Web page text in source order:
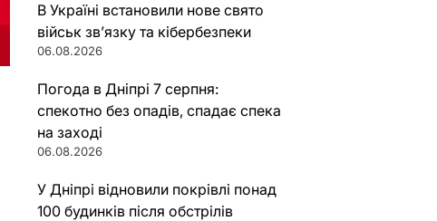
В Україні встановили нове свято
військ зв’язку та кібербезпеки
06.08.2026
Погода в Дніпрі 7 серпня:
спекотно без опадів, спадає спека
на заході
06.08.2026
У Дніпрі відновили покрівлі понад
100 будинків після обстрілів